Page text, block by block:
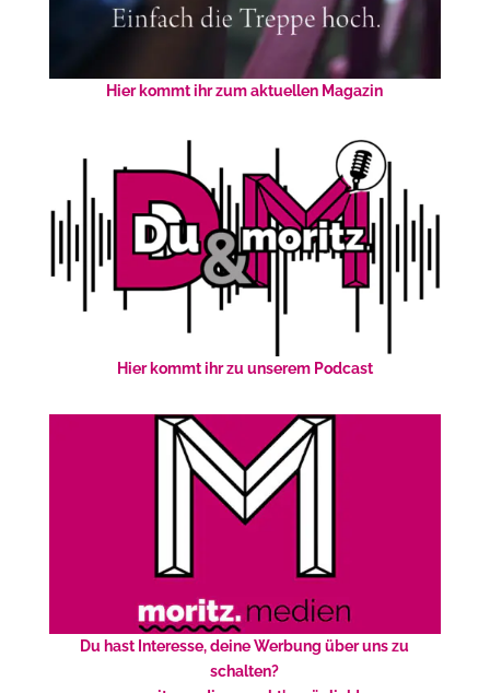
Hier kommt ihr zum aktuellen Magazin
Hier kommt ihr zu unserem Podcast
Du hast Interesse, deine Werbung über uns zu
schalten?